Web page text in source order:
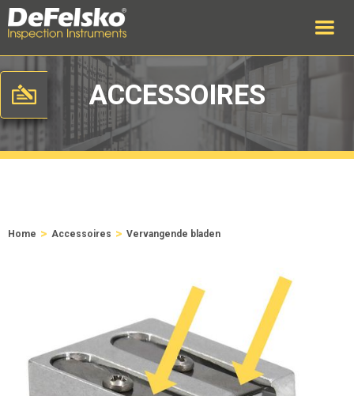
ACCESSOIRES
Home > Accessoires > Vervangende bladen